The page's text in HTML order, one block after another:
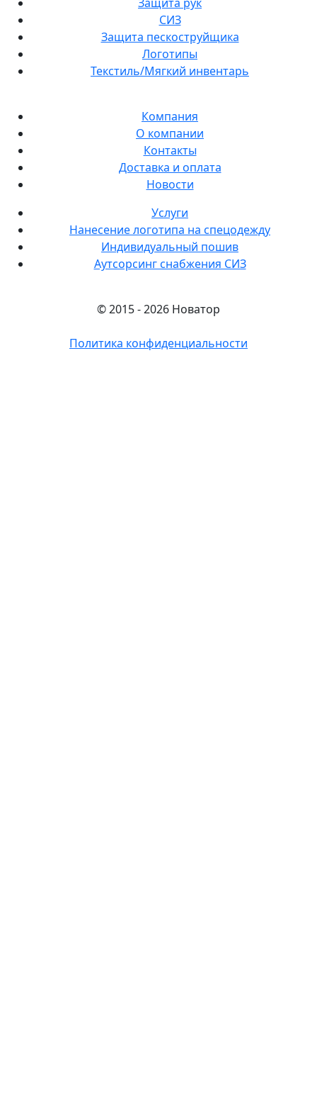
СИЗ
Защита пескоструйщика
Логотипы
Текстиль/Мягкий инвентарь
Компания
О компании
Контакты
Доставка и оплата
Новости
Услуги
Нанесение логотипа на спецодежду
Индивидуальный пошив
Аутсорсинг снабжения СИЗ
© 2015 - 2026 Новатор
Политика конфиденциальности